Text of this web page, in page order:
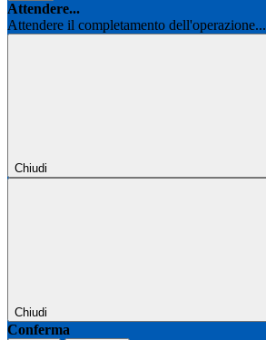
Attendere...
Attendere il completamento dell'operazione...
Chiudi
Chiudi
Conferma